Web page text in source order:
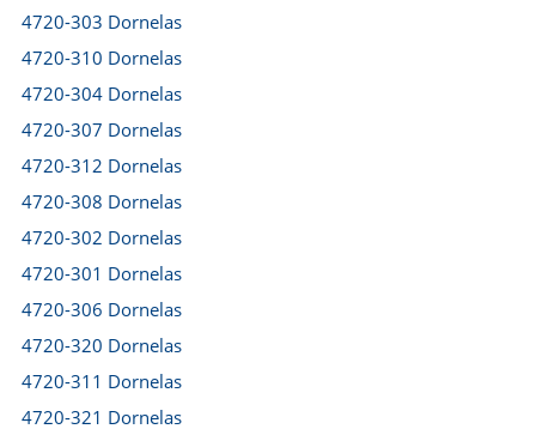
4720-303 Dornelas
4720-310 Dornelas
4720-304 Dornelas
4720-307 Dornelas
4720-312 Dornelas
4720-308 Dornelas
4720-302 Dornelas
4720-301 Dornelas
4720-306 Dornelas
4720-320 Dornelas
4720-311 Dornelas
4720-321 Dornelas